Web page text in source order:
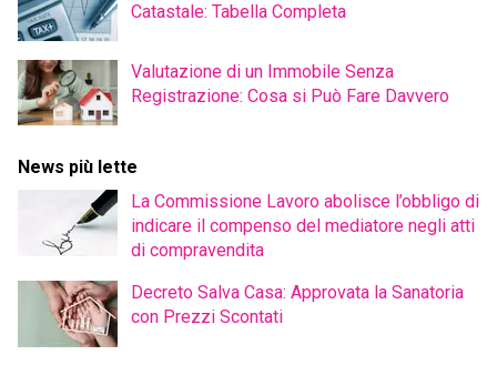
Catastale: Tabella Completa
Valutazione di un Immobile Senza
Registrazione: Cosa si Può Fare Davvero
News più lette
La Commissione Lavoro abolisce l’obbligo di
indicare il compenso del mediatore negli atti
di compravendita
Decreto Salva Casa: Approvata la Sanatoria
con Prezzi Scontati